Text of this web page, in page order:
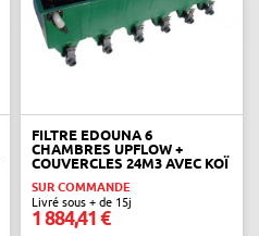
FILTRE EDOUNA 6
CHAMBRES UPFLOW +
COUVERCLES 24M3 AVEC KOÏ
SUR COMMANDE
Livré sous + de 15j
1 884,41 €